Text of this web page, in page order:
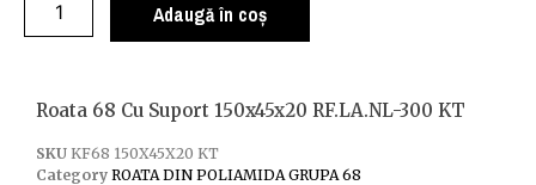
Adaugă în coș
Roata 68 Cu Suport 150x45x20 RF.LA.NL-300 KT
SKU KF68 150X45X20 KT
Category ROATA DIN POLIAMIDA GRUPA 68